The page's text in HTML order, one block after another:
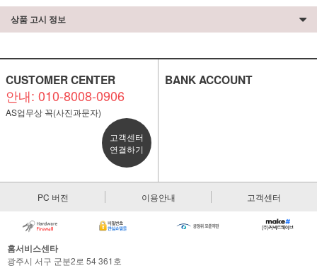
상품 고시 정보
CUSTOMER CENTER
안내: 010-8008-0906
AS업무상 꼭(사진과문자)
고객센터
연결하기
BANK ACCOUNT
PC 버전 이용안내 고객센터
홈서비스센타
광주시 서구 군분2로 54 361호